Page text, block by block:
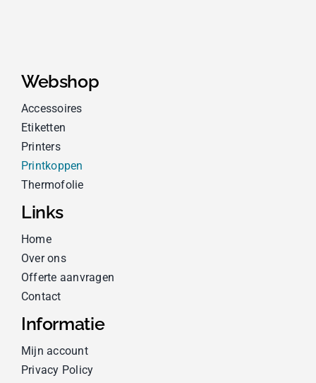
Webshop
Accessoires
Etiketten
Printers
Printkoppen
Thermofolie
Links
Home
Over ons
Offerte aanvragen
Contact
Informatie
Mijn account
Privacy Policy